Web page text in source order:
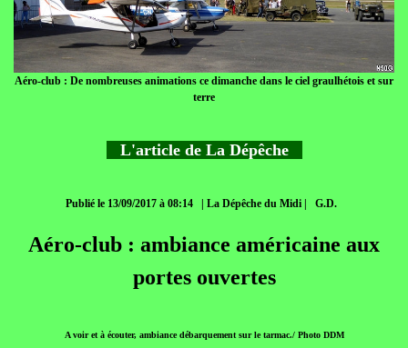
Aéro-club : De nombreuses animations ce dimanche dans le ciel graulhétois et sur
terre
L'article de La Dépêche
Publié le 13/09/2017 à 08:14 | La Dépêche du Midi | G.D.
Aéro-club : ambiance américaine aux
portes ouvertes
A voir et à écouter, ambiance débarquement sur le tarmac./ Photo DDM